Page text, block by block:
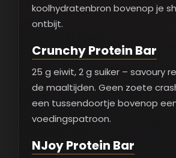
koolhydratenbron bovenop je
ontbijt.
Crunchy Protein Bar
25 g eiwit, 2 g suiker – savoury
de maaltijden. Geen zoete
een tussendoortje bovenop
voedingspatroon.
NJoy Protein Bar